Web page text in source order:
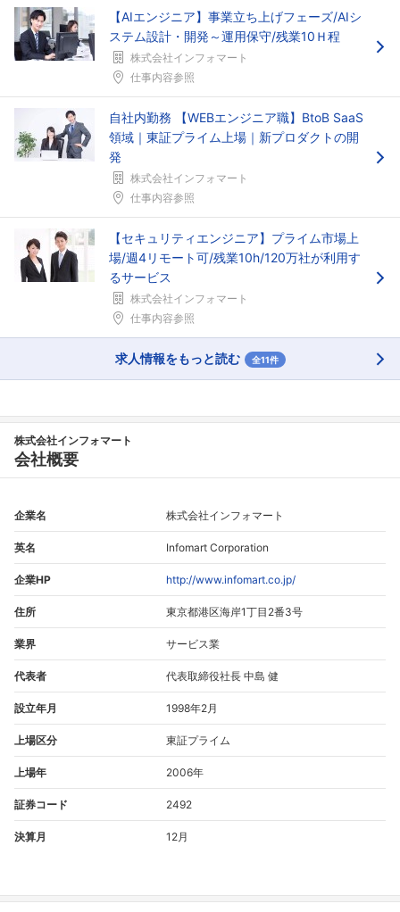
【AIエンジニア】事業立ち上げフェーズ/AIシ
ステム設計・開発～運用保守/残業10Ｈ程
株式会社インフォマート
仕事内容参照
自社内勤務 【WEBエンジニア職】BtoB SaaS
領域｜東証プライム上場｜新プロダクトの開
発
株式会社インフォマート
仕事内容参照
【セキュリティエンジニア】プライム市場上
場/週4リモート可/残業10h/120万社が利用す
るサービス
株式会社インフォマート
仕事内容参照
求人情報をもっと読む 全11件
株式会社インフォマート
会社概要
企業名 株式会社インフォマート
英名 Infomart Corporation
企業HP http://www.infomart.co.jp/
住所 東京都港区海岸1丁目2番3号
業界 サービス業
代表者 代表取締役社長 中島 健
設立年月 1998年2月
上場区分 東証プライム
上場年 2006年
証券コード 2492
決算月 12月